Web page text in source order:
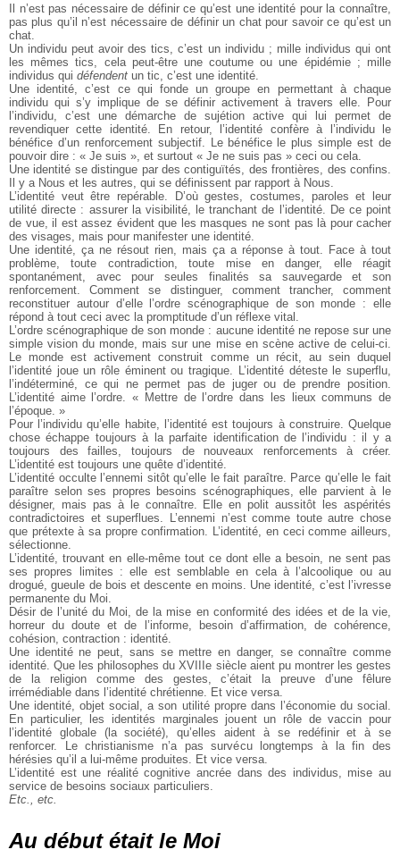
Il n’est pas nécessaire de définir ce qu’est une identité pour la connaître,
pas plus qu’il n’est nécessaire de définir un chat pour savoir ce qu’est un
chat.
Un individu peut avoir des tics, c’est un individu ; mille individus qui ont
les mêmes tics, cela peut-être une coutume ou une épidémie ; mille
individus qui défendent un tic, c’est une identité.
Une identité, c’est ce qui fonde un groupe en permettant à chaque
individu qui s’y implique de se définir activement à travers elle. Pour
l’individu, c’est une démarche de sujétion active qui lui permet de
revendiquer cette identité. En retour, l’identité confère à l’individu le
bénéfice d’un renforcement subjectif. Le bénéfice le plus simple est de
pouvoir dire : « Je suis », et surtout « Je ne suis pas » ceci ou cela.
Une identité se distingue par des contiguïtés, des frontières, des confins.
Il y a Nous et les autres, qui se définissent par rapport à Nous.
L’identité veut être repérable. D’où gestes, costumes, paroles et leur
utilité directe : assurer la visibilité, le tranchant de l’identité. De ce point
de vue, il est assez évident que les masques ne sont pas là pour cacher
des visages, mais pour manifester une identité.
Une identité, ça ne résout rien, mais ça a réponse à tout. Face à tout
problème, toute contradiction, toute mise en danger, elle réagit
spontanément, avec pour seules finalités sa sauvegarde et son
renforcement. Comment se distinguer, comment trancher, comment
reconstituer autour d’elle l’ordre scénographique de son monde : elle
répond à tout ceci avec la promptitude d’un réflexe vital.
L’ordre scénographique de son monde : aucune identité ne repose sur une
simple vision du monde, mais sur une mise en scène active de celui-ci.
Le monde est activement construit comme un récit, au sein duquel
l’identité joue un rôle éminent ou tragique. L’identité déteste le superflu,
l’indéterminé, ce qui ne permet pas de juger ou de prendre position.
L’identité aime l’ordre. « Mettre de l’ordre dans les lieux communs de
l’époque. »
Pour l’individu qu’elle habite, l’identité est toujours à construire. Quelque
chose échappe toujours à la parfaite identification de l’individu : il y a
toujours des failles, toujours de nouveaux renforcements à créer.
L’identité est toujours une quête d’identité.
L’identité occulte l’ennemi sitôt qu’elle le fait paraître. Parce qu’elle le fait
paraître selon ses propres besoins scénographiques, elle parvient à le
désigner, mais pas à le connaître. Elle en polit aussitôt les aspérités
contradictoires et superflues. L’ennemi n’est comme toute autre chose
que prétexte à sa propre confirmation. L’identité, en ceci comme ailleurs,
sélectionne.
L’identité, trouvant en elle-même tout ce dont elle a besoin, ne sent pas
ses propres limites : elle est semblable en cela à l’alcoolique ou au
drogué, gueule de bois et descente en moins. Une identité, c’est l’ivresse
permanente du Moi.
Désir de l’unité du Moi, de la mise en conformité des idées et de la vie,
horreur du doute et de l’informe, besoin d’affirmation, de cohérence,
cohésion, contraction : identité.
Une identité ne peut, sans se mettre en danger, se connaître comme
identité. Que les philosophes du XVIIIe siècle aient pu montrer les gestes
de la religion comme des gestes, c’était la preuve d’une fêlure
irrémédiable dans l’identité chrétienne. Et vice versa.
Une identité, objet social, a son utilité propre dans l’économie du social.
En particulier, les identités marginales jouent un rôle de vaccin pour
l’identité globale (la société), qu’elles aident à se redéfinir et à se
renforcer. Le christianisme n’a pas survécu longtemps à la fin des
hérésies qu’il a lui-même produites. Et vice versa.
L’identité est une réalité cognitive ancrée dans des individus, mise au
service de besoins sociaux particuliers.
Etc., etc.
Au début était le Moi